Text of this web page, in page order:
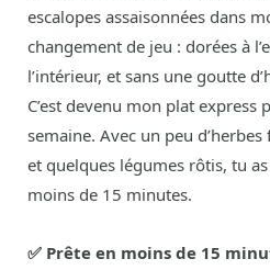
escalopes assaisonnées dans
changement de jeu : dorées à
l’intérieur, et sans une goutte
C’est devenu mon plat express
semaine. Avec un peu
et quelques légumes rôtis, tu
moins de 15 minutes.
✅ Prête en moins de 15